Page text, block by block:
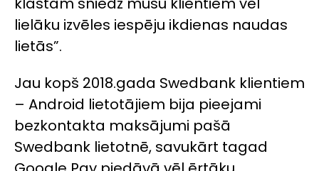
lielāku izvēles iespēju ikdienas naudas
lietās”.
Jau kopš 2018.gada Swedbank klientiem
– Android lietotājiem bija pieejami
bezkontakta maksājumi pašā
Swedbank lietotnē, savukārt tagad